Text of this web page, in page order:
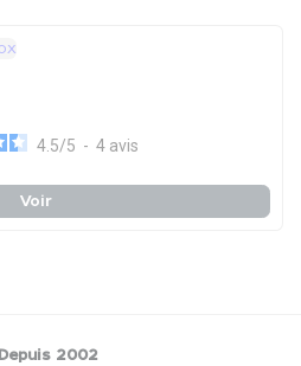
4.5/5 - 4 avis
Voir
Depuis 2002